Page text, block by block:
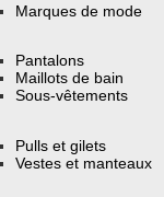
Marques de mode
Pantalons
Maillots de bain
Sous-vêtements
Pulls et gilets
Vestes et manteaux